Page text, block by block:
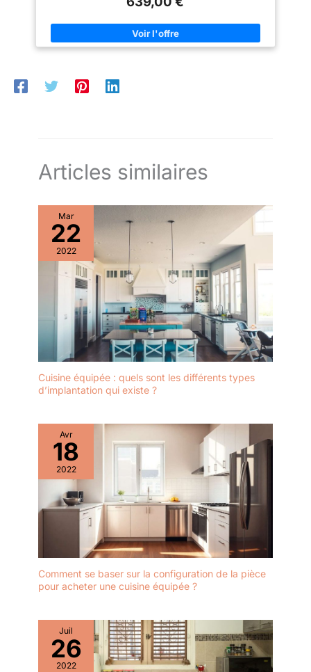
angle gauche ou droit, selon vos besoins et la configuration de
Hauteur 85,7 cm Dimension des meubles hauts : Profondeur
30,5 x Hauteur 57,5 cm Couleur : Blanc/Craie brillant Poids :
135 kg Accessoires : charnières Hettich, poignée en plastique,
Articles similaires
Mar
22
2022
Cuisine équipée : quels sont les différents types
d’implantation qui existe ?
Avr
18
2022
Comment se baser sur la configuration de la pièce
pour acheter une cuisine équipée ?
Juil
26
2022